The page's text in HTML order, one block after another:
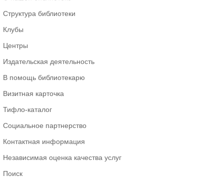
Структура библиотеки
Клубы
Центры
Издательская деятельность
В помощь библиотекарю
Визитная карточка
Тифло-каталог
Социальное партнерство
Контактная информация
Независимая оценка качества услуг
Поиск